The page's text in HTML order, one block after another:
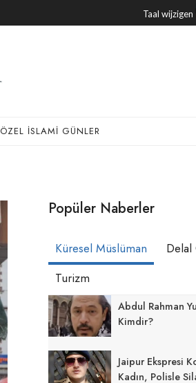
Taal wijzigen
ÖZEL İSLAMI GÜNLER
Popüler Naberler
Küresel Müslüman
Delal
Turizm
Abdul Rahman
Kimdir?
Jaipur Ekspresi
Kadın, Polisle